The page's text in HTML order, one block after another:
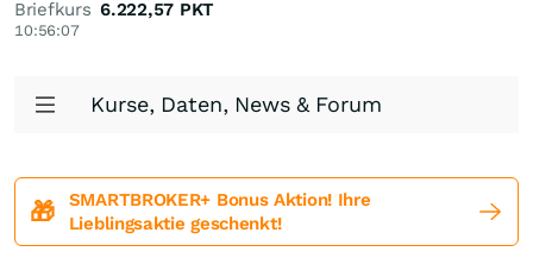
Briefkurs
10:56:07
6.222,57 PKT
Kurse, Daten, News & Forum
🎁
SMARTBROKER+ Bonus Aktion! Ihre
Lieblingsaktie geschenkt!